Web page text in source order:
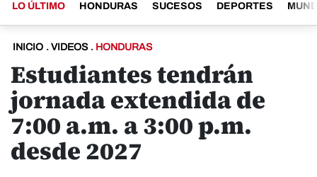
LO ÚLTIMO HONDURAS SUCESOS DEPORTES
INICIO . VIDEOS . HONDURAS
Estudiantes tendrán
jornada extendida de
7:00 a.m. a 3:00 p.m.
desde 2027